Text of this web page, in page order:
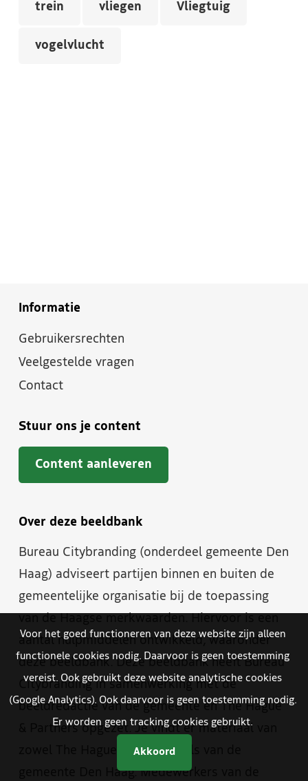
trein vliegen Vliegtuig
vogelvlucht
Informatie
Gebruikersrechten
Veelgestelde vragen
Contact
Stuur ons je content
Content aanleveren
Over deze beeldbank
Bureau Citybranding (onderdeel gemeente Den
Haag) adviseert partijen binnen en buiten de
gemeentelijke organisatie bij de toepassing
aantal hulpmiddelen ontwikkeld, waaronder
deze beeldbank. Deze beeldbank heeft Bureau
Citybranding in samenwerking met de
beeldredactie van de gemeente en The Hague
& Partners opgezet. Je vindt er materiaal van
zowel The Hague & Partners als van de
gemeente Den Haag. Medewerkers van de
Voor het goed functioneren van deze website zijn alleen
functionele cookies nodig. Daarvoor is geen toestemming
vereist. Ook gebruikt deze website analytische cookies
(Google Analytics). Ook daarvoor is geen toestemming nodig.
Er worden geen tracking cookies gebruikt.
Akkoord